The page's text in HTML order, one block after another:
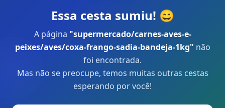
Essa cesta sumiu! 😄
A página "supermercado/carnes-aves-e-
peixes/aves/coxa-frango-sadia-bandeja-1kg" não
foi encontrada.
Mas não se preocupe, temos muitas outras cestas
esperando por você!